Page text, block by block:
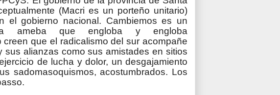
(Macri es un porteño unitario)
el gobierno nacional. Cambiemos es un
ameba que engloba y engloba
que el radicalismo del sur acompañe
alianzas como sus amistades en sitios
de lucha y dolor, un desgajamiento
sadomasoquismos, acostumbrados. Los